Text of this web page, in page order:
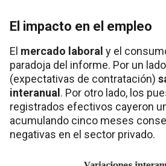
El impacto en el empleo
El mercado laboral y el
paradoja del informe. Por un
(expectativas de contratación)
interanual . Por otro lado, los
registrados efectivos cayeron
acumulando cinco meses
negativas en el sector privado.